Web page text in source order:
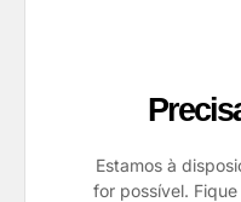
Estamos à
for possível.